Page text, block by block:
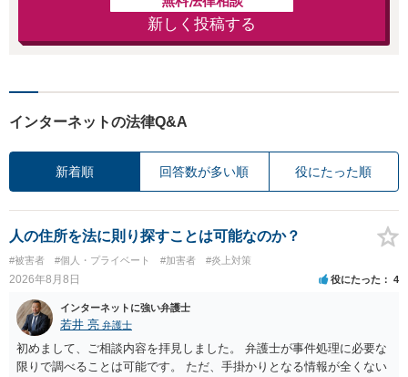
新しく投稿する
インターネットの法律Q&A
新着順 回答数が多い順 役にたった順
人の住所を法に則り探すことは可能なのか？
#被害者 #個人・プライベート #加害者 #炎上対策
2026年8月8日 役にたった 4
インターネットに強い弁護士
若井 亮 弁護士
初めまして、ご相談内容を拝見しました。 弁護士が事件処理に必要な
限りで調べることは可能です。 ただ、手掛かりとなる情報が全くない